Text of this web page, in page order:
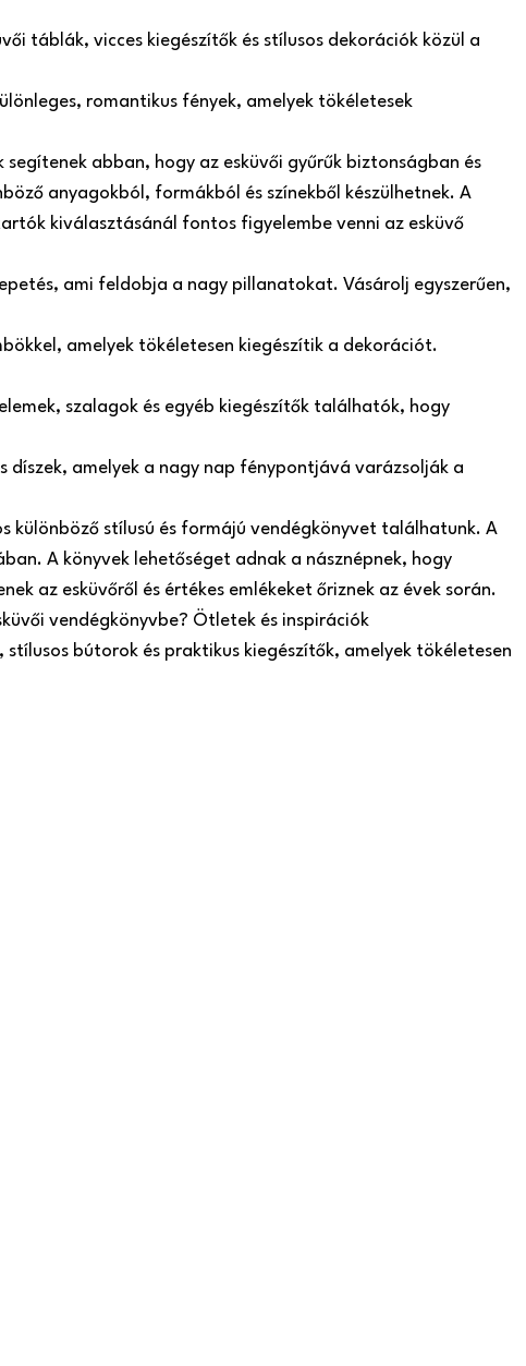
táblák, vicces kiegészítők és stílusos dekorációk közül a
romantikus fények, amelyek tökéletesek
abban, hogy az esküvői gyűrűk biztonságban és
anyagokból, formákból és színekből készülhetnek. A
kiválasztásánál fontos figyelembe venni az esküvő
ami feldobja a nagy pillanatokat. Vásárolj egyszerűen,
amelyek tökéletesen kiegészítik a dekorációt.
szalagok és egyéb kiegészítők találhatók, hogy
díszek, amelyek a nagy nap fénypontjává varázsolják a
különböző stílusú és formájú vendégkönyvet találhatunk. A
A könyvek lehetőséget adnak a násznépnek, hogy
az esküvőről és értékes emlékeket őriznek az évek során.
vendégkönyvbe? Ötletek és inspirációk
bútorok és praktikus kiegészítők, amelyek tökéletesen